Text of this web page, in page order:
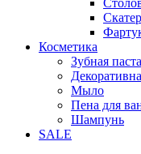
Косметика
Зубная
Мыло
Пена для
Шампунь
SALE